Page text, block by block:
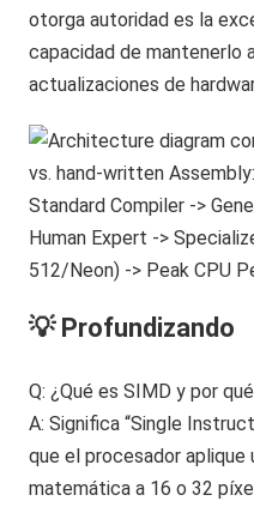
otorga autoridad es la
capacidad de mantenerlo
actualizaciones de
💡 Profundizando
Q: ¿Qué es SIMD y por
A: Significa “Single
que el procesador aplique
matemática a 16 o 32